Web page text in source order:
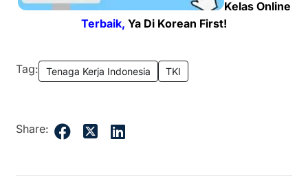
Kelas Online
Terbaik, Ya Di Korean First!
Tag: Tenaga Kerja Indonesia TKI
Share: